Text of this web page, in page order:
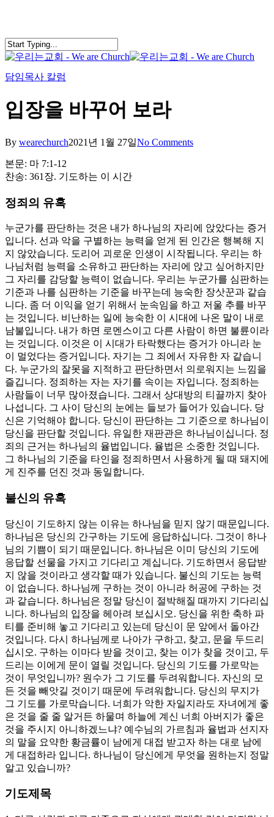
content
담임목사 칼럼
입장을 바꾸어 보라
By wearechurch2021년 1월 27일No Comments
본문: 마 7:1-12
찬송: 361장. 기도하는 이 시간
정죄의 유혹
누군가를 판단하는 것은 내가 하나님의 자리에 앉았다는 증거
입니다. 선과 악을 구별하는 능력을 얻게 된 인간은 행복해 지
지 않았습니다. 도리어 괴로운 인생이 시작됩니다. 우리는 하
나님처럼 능력을 소유하고 판단하는 자리에 앉고 싶어하지만
그 자리를 감당할 능력이 없습니다. 우리는 누군가를 심판하는
기준과 나를 심판하는 기준을 바꾸는데 능숙한 장삿꾼과 같습
니다. 좀 더 이익을 얻기 위해서 눈속임을 하고 저울 추를 바꾸
는 것입니다. 비난하는 일에 능숙한 이 시대에 나온 말이 내로
남불입니다. 내가 하면 로멘스이고 다른 사람이 하면 불륜이라
는 것입니다. 이것은 이 시대가 타락했다는 증거가 아니라 눈
이 멀었다는 증거입니다. 자기는 그 죄에서 자유한 자 같습니
다. 누군가의 잘못을 지적하고 판단하면서 의로워지는 느낌을
즐깁니다. 정죄하는 자는 자기를 속이는 자입니다. 정죄하는
사람들이 너무 많아졌습니다. 그래서 상대방의 티끌까지 찾아
나섭니다. 그 사이 당신의 눈에는 들보가 들어가 있습니다. 당
신은 기억해야 합니다. 당신이 판단하는 그 기준으로 하나님이
당신을 판단할 것입니다. 유일한 재판관은 하나님이십니다. 정
죄의 근거는 하나님의 율법입니다. 율법은 소중한 것입니다.
그 하나님의 기준을 타인을 정죄하면서 사용하게 될 때 돼지에
게 진주를 던진 것과 동일합니다.
불신의 유혹
당신이 기도하지 않는 이유는 하나님을 믿지 않기 때문입니다.
하나님은 당신의 간구하는 기도에 응답하십니다. 그것이 하나
님의 기쁨이 되기 때문입니다. 하나님은 이미 당신의 기도에
응답할 선물을 가지고 기다리고 계십니다. 기도하면서 응답받
지 않을 것이라고 생각할 때가 있습니다. 불신의 기도는 능력
이 없습니다. 하나님께 구하는 것이 아니라 허공에 구하는 것
과 같습니다. 하나님은 정말 당신이 절박해질 때까지 기다리십
니다. 하나님의 입장을 헤아려 보십시오. 당신을 위한 축하 파
티를 준비해 놓고 기다리고 있는데 당신이 문 앞에서 돌아간
것입니다. 다시 하나님께로 나아가 구하고, 찾고, 문을 두드리
십시오. 구하는 이마다 받을 것이고, 찾는 이가 찾을 것이고, 두
드리는 이에게 문이 열릴 것입니다. 당신의 기도를 가로막는
것이 무엇입니까? 원수가 그 기도를 두려워합니다. 자신의 모
든 것을 빼앗길 것이기 때문에 두려워합니다. 당신의 무지가
그 기도를 가로막습니다. 너희가 악한 자일지라도 자녀에게 좋
은 것을 줄 줄 알거든 하물며 하늘에 계신 너희 아버지가 좋은
것을 주시지 아니하겠느냐? 예수님의 가르침과 율법과 선지자
의 말을 요약한 황금률이 남에게 대접 받고자 하는 대로 남에
게 대접하라 입니다. 하나님이 당신에게 무엇을 원하는지 정말
알고 있습니까?
기도제목